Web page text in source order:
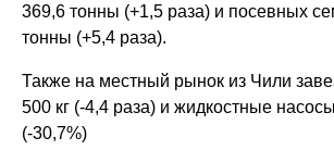
369,6 тонны (+1,5 раза) и посевных
тонны (+5,4 раза).
Также на местный рынок из Чили
500 кг (-4,4 раза) и жидкостные
(-30,7%)